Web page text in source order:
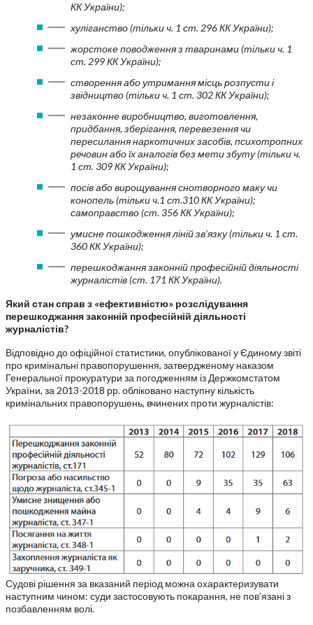
КК України);
хуліганство (тільки ч. 1 ст. 296 КК України);
жорстоке поводження з тваринами (тільки ч. 1
ст. 299 КК України);
створення або утримання місць розпусти і
звідництво (тільки ч. 1 ст. 302 КК України);
незаконне виробництво, виготовлення,
придбання, зберігання, перевезення чи
пересилання наркотичних засобів, психотропних
речовин або їх аналогів без мети збуту (тільки ч.
1 ст. 309 КК України);
посів або вирощування снотворного маку чи
конопель (тільки ч.1 ст.310 КК України);
самоправство (ст. 356 КК України);
умисне пошкодження ліній зв’язку (тільки ч. 1 ст.
360 КК України);
перешкоджання законній професійній діяльності
журналістів (ст. 171 КК України).
Який стан справ з «ефективністю» розслідування
перешкоджання законній професійній діяльності
журналістів?
Відповідно до офіційної статистики, опублікованої у Єдиному звіті
про кримінальні правопорушення, затвердженому наказом
Генеральної прокуратури за погодженням із Держкомстатом
України, за 2013-2018 рр. обліковано наступну кількість
кримінальних правопорушень, вчинених проти журналістів:
Судові рішення за вказаний період можна охарактеризувати
наступним чином: суди застосовують покарання, не пов’язані з
позбавленням волі.